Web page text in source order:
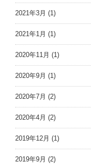
2021年3月 (1)
2021年1月 (1)
2020年11月 (1)
2020年9月 (1)
2020年7月 (2)
2020年4月 (2)
2019年12月 (1)
2019年9月 (2)